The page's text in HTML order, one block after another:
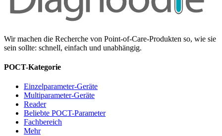
Wir machen die Recherche von Point-of-Care-Produkten so, wie sie
sein sollte: schnell, einfach und unabhängig.
POCT-Kategorie
Einzelparameter-Geräte
Multiparameter-Geräte
Reader
Beliebte POCT-Parameter
Fachbereich
Mehr